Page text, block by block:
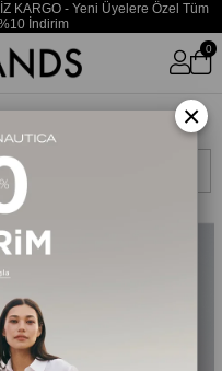
KARGO - Yeni Üyelere Özel Tüm
İndirim
0
Yeni Ürün
×